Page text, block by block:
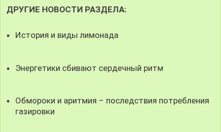
ДРУГИЕ НОВОСТИ РАЗДЕЛА:
История и виды лимонада
Энергетики сбивают сердечный ритм
Обмороки и аритмия – последствия потребления
газировки